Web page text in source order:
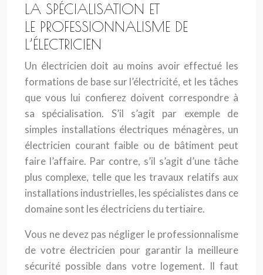
LA SPÉCIALISATION ET
LE PROFESSIONNALISME DE
L’ÉLECTRICIEN
Un électricien doit au moins avoir effectué les
formations de base sur l’électricité, et les tâches
que vous lui confierez doivent correspondre à
sa spécialisation. S’il s’agit par exemple de
simples installations électriques ménagères, un
électricien courant faible ou de bâtiment peut
faire l’affaire. Par contre, s’il s’agit d’une tâche
plus complexe, telle que les travaux relatifs aux
installations industrielles, les spécialistes dans ce
domaine sont les électriciens du tertiaire.
Vous ne devez pas négliger le professionnalisme
de votre électricien pour garantir la meilleure
sécurité possible dans votre logement. Il faut